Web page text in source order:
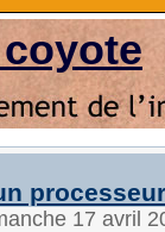
17 avril